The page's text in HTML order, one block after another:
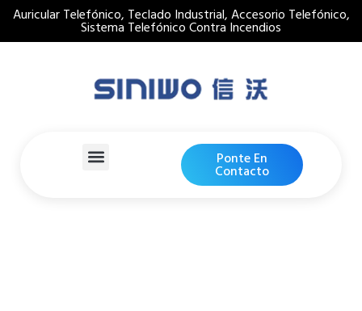
Auricular Telefónico, Teclado Industrial, Accesorio Telefónico,
Sistema Telefónico Contra Incendios
Ponte En
Contacto